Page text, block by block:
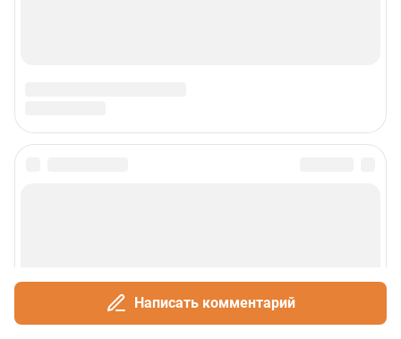
Написать комментарий